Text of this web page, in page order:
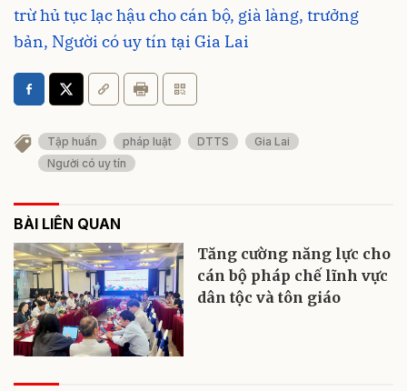
trừ hủ tục lạc hậu cho cán bộ, già làng, trưởng
bản, Người có uy tín tại Gia Lai
Tập huấn pháp luật DTTS
Gia Lai
Người có uy tín
BÀI LIÊN QUAN
Tăng cường năng lực cho
cán bộ pháp chế lĩnh vực
dân tộc và tôn giáo